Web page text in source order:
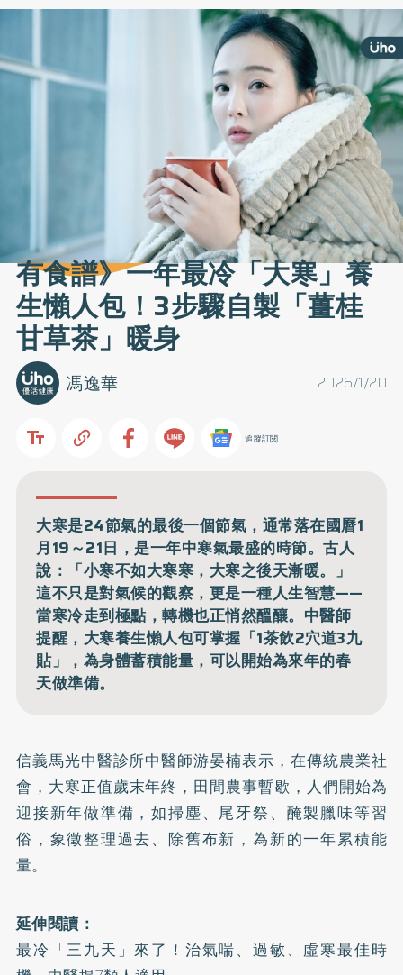
有食譜》一年最冷「大寒」養
生懶人包！3步驟自製「薑桂
甘草茶」暖身
2026/1/20
馮逸華
追蹤訂閱
大寒是24節氣的最後一個節氣，通常落在國曆1
月19～21日，是一年中寒氣最盛的時節。古人
說：「小寒不如大寒寒，大寒之後天漸暖。」
這不只是對氣候的觀察，更是一種人生智慧——
當寒冷走到極點，轉機也正悄然醞釀。中醫師
提醒，大寒養生懶人包可掌握「1茶飲2穴道3九
貼」，為身體蓄積能量，可以開始為來年的春
天做準備。
信義馬光中醫診所中醫師游晏楠表示，在傳統農業社
會， 大寒正值歲末年終，田間農事暫歇，人們開始為
迎接新年做準備，如掃塵、尾牙祭、醃製臘味等習
俗，象徵整理過去、除舊布新，為新的一年累積能
量。
延伸閱讀：
最冷「三九天」來了！治氣喘、過敏、虛寒最佳時